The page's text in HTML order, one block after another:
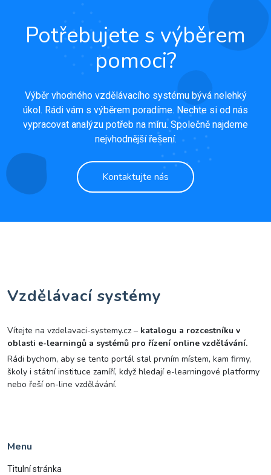
Potřebujete s výběrem
pomoci?
Výběr vhodného vzdělávacího systému bývá nelehký
úkol. Rádi vám s výběrem poradíme. Nechte si od nás
vypracovat analýzu potřeb na míru. Společně najdeme
nejvhodnější řešení.
Kontaktujte nás
Vzdělávací systémy
Vítejte na vzdelavaci-systemy.cz – katalogu a rozcestníku v
oblasti e-learningů a systémů pro řízení online vzdělávání.
Rádi bychom, aby se tento portál stal prvním místem, kam firmy,
školy i státní instituce zamíří, když hledají e-learningové platformy
nebo řeší on-line vzdělávání.
Menu
Titulní stránka